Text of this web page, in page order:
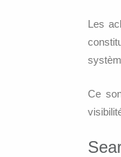
Les
Ce